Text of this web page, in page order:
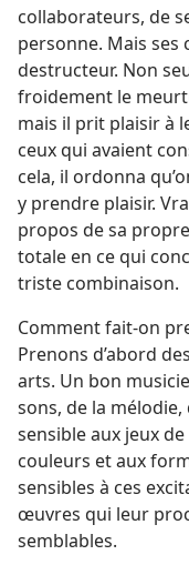
collaborateurs, de
personne. Mais
destructeur. Non
froidement le
mais il prit plaisir à
ceux qui avaient
cela, il ordonna
y prendre plaisir.
propos de sa
totale en ce qui
triste combinaison.
Comment fait-​on
Prenons d’abord
arts. Un bon
sons, de la
sensible aux jeux
couleurs et aux
sensibles à ces
œuvres qui leur
semblables.